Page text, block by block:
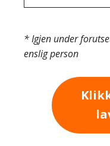
* Igjen under
enslig person